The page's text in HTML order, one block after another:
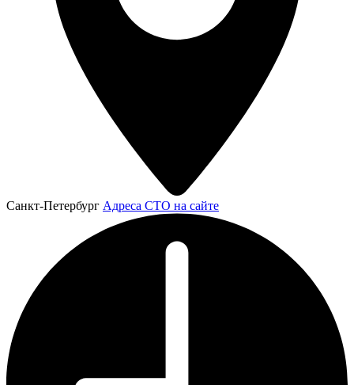
Санкт-Петербург Адреса СТО на сайте